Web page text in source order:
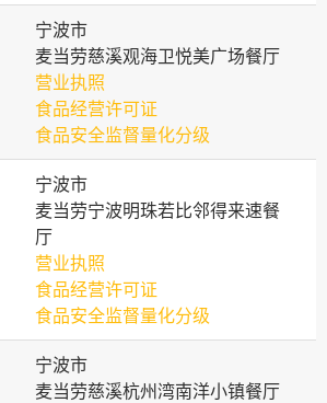
宁波市
麦当劳慈溪观海卫悦美广场餐厅
营业执照
食品经营许可证
食品安全监督量化分级
宁波市
麦当劳宁波明珠若比邻得来速餐
厅
营业执照
食品经营许可证
食品安全监督量化分级
宁波市
麦当劳慈溪杭州湾南洋小镇餐厅